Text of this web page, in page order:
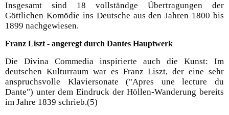
Insgesamt sind 18 vollständge Übertragungen der
Göttlichen Komödie ins Deutsche aus den Jahren 1800 bis
1899 nachgewiesen.
Franz Liszt - angeregt durch Dantes Hauptwerk
Die Divina Commedia inspirierte auch die Kunst: Im
deutschen Kulturraum war es Franz Liszt, der eine sehr
anspruchsvolle Klaviersonate ("Apres une lecture du
Dante") unter dem Eindruck der Höllen-Wanderung bereits
im Jahre 1839 schrieb.(5)